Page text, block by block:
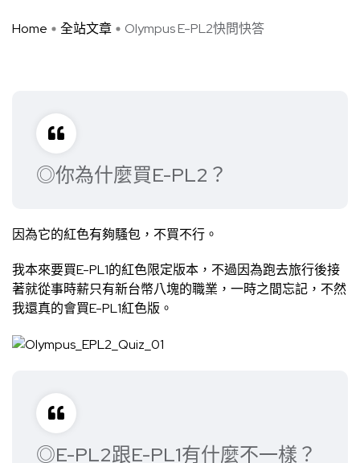
Home 全站文章 Olympus E-PL2快問快答
◎你為什麼買E-PL2？
因為它的紅色有夠騷包，不買不行。
我本來要買E-PL1的紅色限定版本，不過因為跑去旅行後接
著就從事時薪只有新台幣八塊的職業，一時之間忘記，不然
我還真的會買E-PL1紅色版。
◎E-PL2跟E-PL1有什麼不一樣？